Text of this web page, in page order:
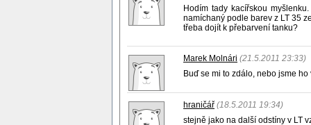
Hodím tady kacířskou
namíchaný podle barev z LT 35
třeba dojít k přebarvení tanku?
Marek Molnári (21.5.2011 23:33)
Buď se mi to zdálo, nebo jsme
hraničář (18.5.2011 19:34)
stejně jako na další odstíny v LT